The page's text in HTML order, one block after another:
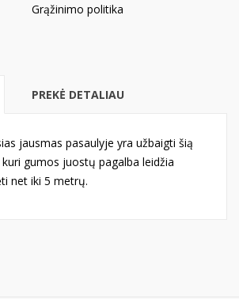
Grąžinimo politika
PREKĖ DETALIAU
jausmas pasaulyje yra užbaigti šią
kuri gumos juostų pagalba leidžia
net iki 5 metrų.